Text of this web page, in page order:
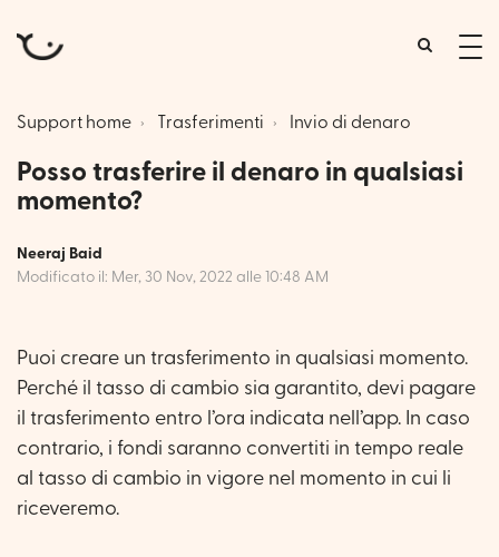
Support home Trasferimenti Invio di denaro
Posso trasferire il denaro in qualsiasi
momento?
Neeraj Baid
Modificato il: Mer, 30 Nov, 2022 alle 10:48 AM
Puoi creare un trasferimento in qualsiasi momento.
Perché il tasso di cambio sia garantito, devi pagare
il trasferimento entro l’ora indicata nell’app. In caso
contrario, i fondi saranno convertiti in tempo reale
al tasso di cambio in vigore nel momento in cui li
riceveremo.